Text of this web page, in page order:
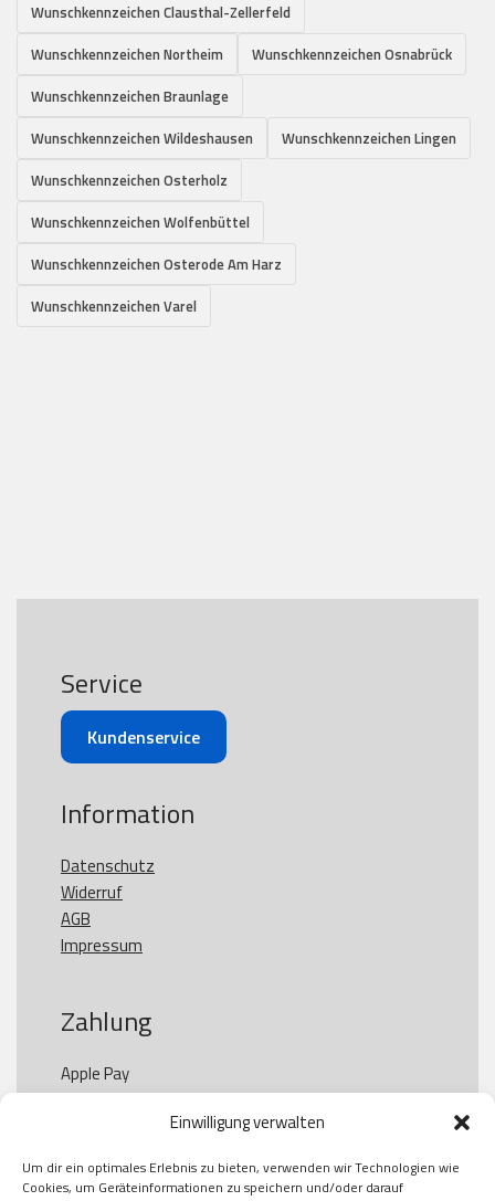
Einwilligung verwalten
Um dir ein optimales Erlebnis zu bieten, verwenden wir Technologien wie
Cookies, um Geräteinformationen zu speichern und/oder darauf
Wunschkennzeichen Clausthal-Zellerfeld
Wunschkennzeichen Northeim
Wunschkennzeichen Osnabrück
Wunschkennzeichen Braunlage
Wunschkennzeichen Wildeshausen
Wunschkennzeichen Lingen
Wunschkennzeichen Osterholz
Wunschkennzeichen Wolfenbüttel
Wunschkennzeichen Osterode Am Harz
Wunschkennzeichen Varel
Service
Kundenservice
Information
Datenschutz
Widerruf
AGB
Impressum
Zahlung
Apple Pay
Paypal
Kauf auf Rechung